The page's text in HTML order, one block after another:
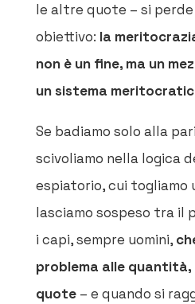
le altre quote – si
obiettivo: la
non è un fine, ma un
un sistema
Se badiamo solo alla
scivoliamo nella logica
espiatorio, cui togliamo
lasciamo sospeso tra il
i capi, sempre uomini,
problema alle quantità,
quote – e quando si